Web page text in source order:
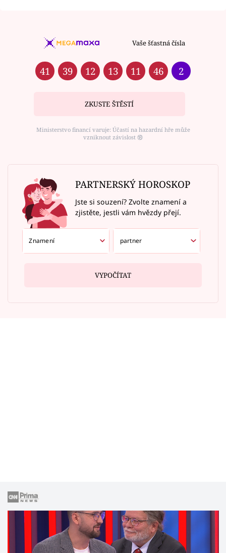
Vaše šťastná čísla
41 39 12 13 11 46 2
ZKUSTE ŠTĚSTÍ
Ministerstvo financí varuje: Účastí na hazardní hře může
vzniknout závislost ⑱
PARTNERSKÝ HOROSKOP
Jste si souzení? Zvolte znamení a
zjistěte, jestli vám hvězdy přejí.
VYPOČÍTAT